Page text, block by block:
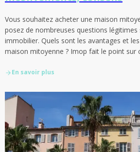
Vous souhaitez acheter une maison
posez de nombreuses questions légitimes
immobilier. Quels sont les avantages et
maison mitoyenne ? Imop fait le point sur
En savoir plus